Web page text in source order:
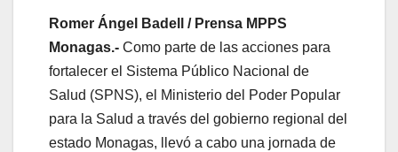
Romer Ángel Badell / Prensa MPPS
Monagas.- Como parte de las acciones para
fortalecer el Sistema Público Nacional de
Salud (SPNS), el Ministerio del Poder Popular
para la Salud a través del gobierno regional del
estado Monagas, llevó a cabo una jornada de